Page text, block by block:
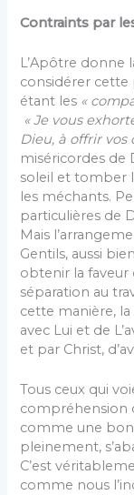
Contraints par
L’Apôtre donne
considérer
étant les «
« Je vous
Dieu, à offrir vos
miséricordes de
soleil et tomber
les méchants.
particulières de
Mais
Gentils, aussi
obtenir la faveur
séparation au
cette manière,
avec Lui et de
et par Christ,
Tous ceux qui
compréhension
comme une
pleinement,
C’est
comme nous